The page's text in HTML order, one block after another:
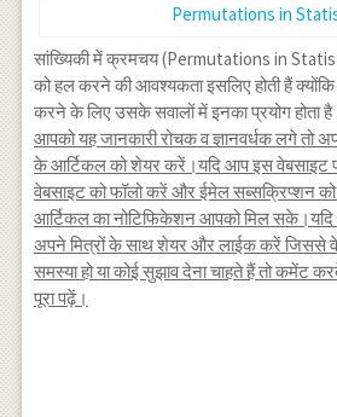
Permutations in
सांख्यिकी में क्रमचय (Permutations in
को हल करने की आवश्यकता इसलिए होती हैं
करने के लिए उसके सवालों में इनका प्रयोग होता
आपको यह जानकारी रोचक व ज्ञानवर्धक लगे तो
के आर्टिकल को शेयर करें।यदि आप इस वेबसाइट
वेबसाइट को फॉलो करें और ईमेल सब्सक्रिप्शन
आर्टिकल का नोटिफिकेशन आपको मिल
अपने मित्रों के साथ शेयर और लाईक करें जिससे
समस्या हो या कोई सुझाव देना चाहते हैं तो कमेंट
पूरा पढ़ें।